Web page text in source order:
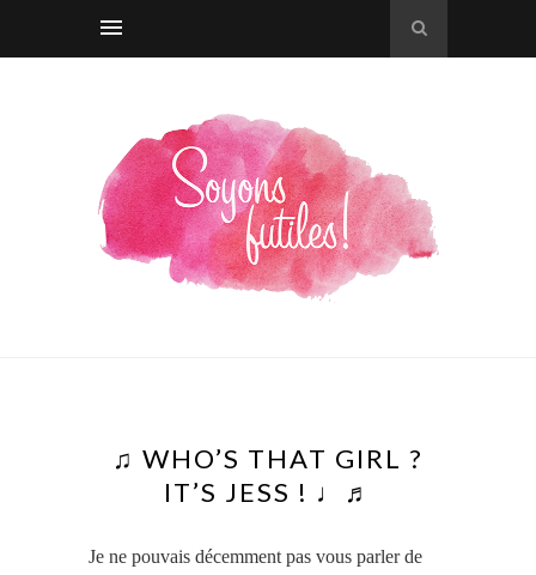
♫ WHO’S THAT GIRL ?
IT’S JESS ! ♩♬
Je ne pouvais décemment pas vous parler de